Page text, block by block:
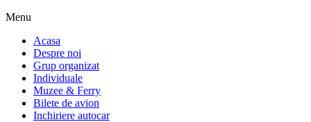
Menu
Acasa
Despre noi
Grup organizat
Individuale
Muzee & Ferry
Bilete de avion
Inchiriere autocar